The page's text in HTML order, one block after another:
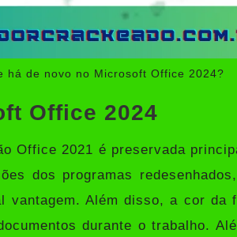
há de novo no Microsoft Office 2024?
Office 2024
Office 2021 é preservada
dos programas
vantagem. Além disso, a cor da
durante o trabalho.